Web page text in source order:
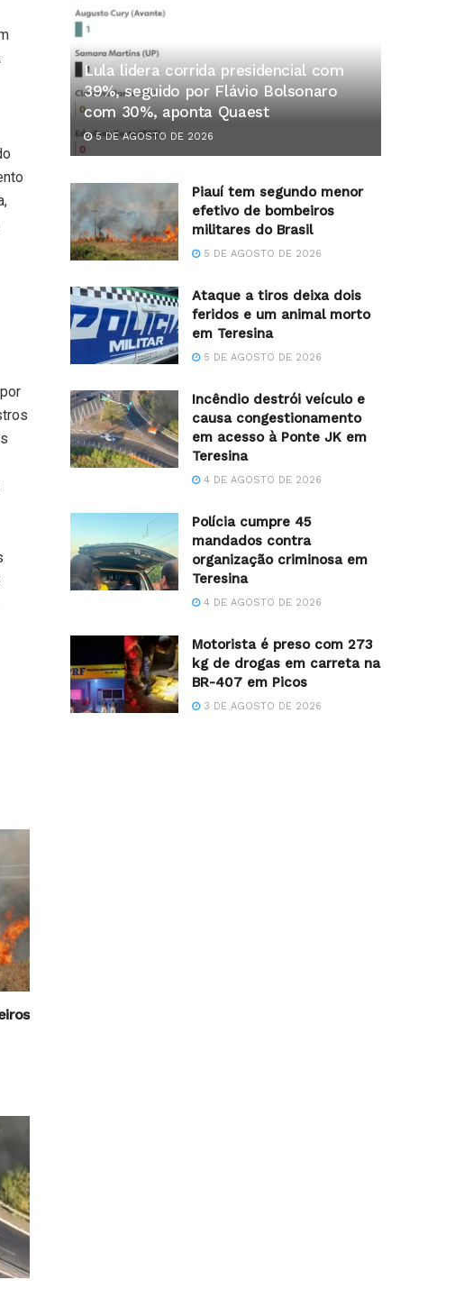
Lula lidera corrida presidencial com
39%, seguido por Flávio Bolsonaro
com 30%, aponta Quaest
5 DE AGOSTO DE 2026
Piauí tem segundo menor
efetivo de bombeiros
militares do Brasil
5 DE AGOSTO DE 2026
Ataque a tiros deixa dois
feridos e um animal morto
em Teresina
5 DE AGOSTO DE 2026
Incêndio destrói veículo e
causa congestionamento
em acesso à Ponte JK em
Teresina
4 DE AGOSTO DE 2026
Polícia cumpre 45
mandados contra
organização criminosa em
Teresina
4 DE AGOSTO DE 2026
Motorista é preso com 273
kg de drogas em carreta na
BR-407 em Picos
3 DE AGOSTO DE 2026